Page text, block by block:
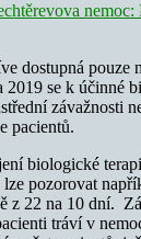
dostupná pouze
2019 se k účinné
závažnosti
pacientů.
biologické
pozorovat
z 22 na 10 dní.
tráví v